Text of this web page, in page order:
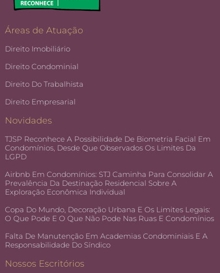
Áreas de Atuação
Direito Imobiliário
Direito Condominial
Direito Do Trabalhista
Direito Empresarial
Novidades
TJSP Reconhece A Possibilidade De Biometria Facial Em
Condomínios, Desde Que Observados Os Limites Da
LGPD
Airbnb Em Condomínios: STJ Caminha Para Consolidar A
Prevalência Da Destinação Residencial Sobre A
Exploração Econômica Individual
Copa Do Mundo, Decoração Urbana E Os Limites Legais:
O Que Pode E O Que Não Pode Nas Ruas E Condomínios
Falta De Manutenção Em Academias Condominiais E A
Responsabilidade Do Síndico
Nossos Escritórios